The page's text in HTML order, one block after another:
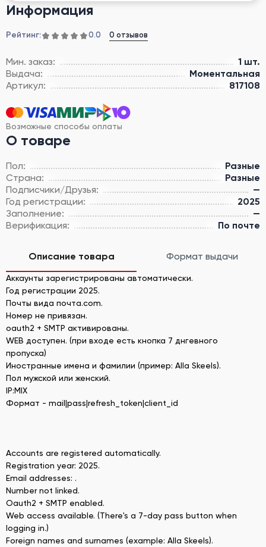
Информация
Рейтинг: 0.0 0 отзывов
Мин. заказ:
1 шт.
Выдача:
Моментальная
Артикул:
817108
Возможные способы оплаты
О товаре
Пол:
Разные
Страна:
Разные
Подписчики/Друзья:
—
Год регистрации:
2025
Заполнение:
—
Верификация:
По почте
Описание товара Формат выдачи
Аккаунты зарегистрированы автоматически.
Год регистрации 2025.
Почты вида почта.com.
Номер не привязан.
oauth2 + SMTP активированы.
WEB доступен. (при входе есть кнопка 7 днгевного
пропуска)
Иностранные имена и фамилии (пример: Alla Skeels).
Пол мужской или женский.
IP:MIX
Формат - mail|pass|refresh_token|client_id
Accounts are registered automatically.
Registration year: 2025.
Email addresses: .
Number not linked.
Oauth2 + SMTP enabled.
Web access available. (There's a 7-day pass button when
logging in.)
Foreign names and surnames (example: Alla Skeels).